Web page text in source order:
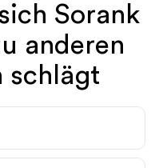
Sorank
anderen
schlägt